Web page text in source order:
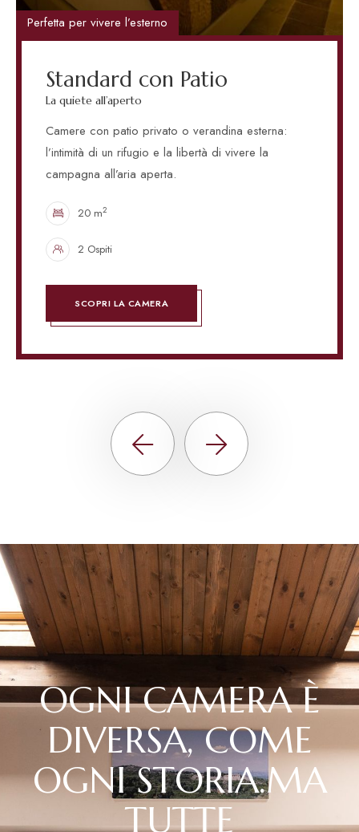
Perfetta per vivere l’esterno
Standard con Patio
La quiete all’aperto
Camere con patio privato o verandina esterna:
l’intimità di un rifugio e la libertà di vivere la
campagna all’aria aperta.
20 m2
2 Ospiti
SCOPRI LA CAMERA
OGNI CAMERA È
DIVERSA, COME
OGNI STORIA.MA
TUTTE